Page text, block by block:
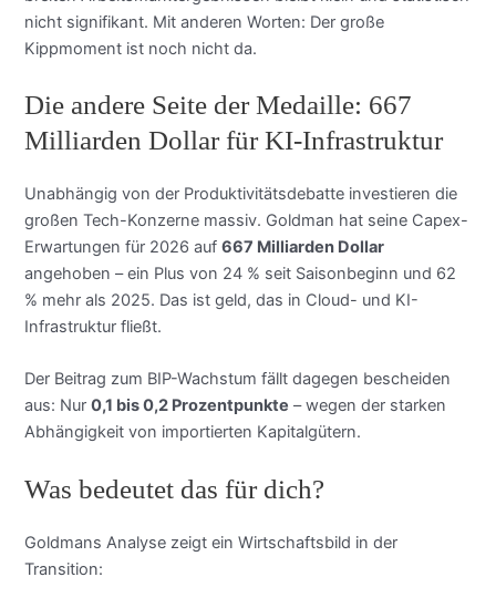
nicht signifikant. Mit anderen Worten: Der große
Kippmoment ist noch nicht da.
Die andere Seite der Medaille: 667
Milliarden Dollar für KI-Infrastruktur
Unabhängig von der Produktivitätsdebatte investieren die
großen Tech-Konzerne massiv. Goldman hat seine Capex-
Erwartungen für 2026 auf667 Milliarden Dollar
angehoben – ein Plus von 24 % seit Saisonbeginn und 62
% mehr als 2025. Das ist geld, das in Cloud- und KI-
Infrastruktur fließt.
Der Beitrag zum BIP-Wachstum fällt dagegen bescheiden
aus: Nur0,1 bis 0,2 Prozentpunkte – wegen der starken
Abhängigkeit von importierten Kapitalgütern.
Was bedeutet das für dich?
Goldmans Analyse zeigt ein Wirtschaftsbild in der
Transition: